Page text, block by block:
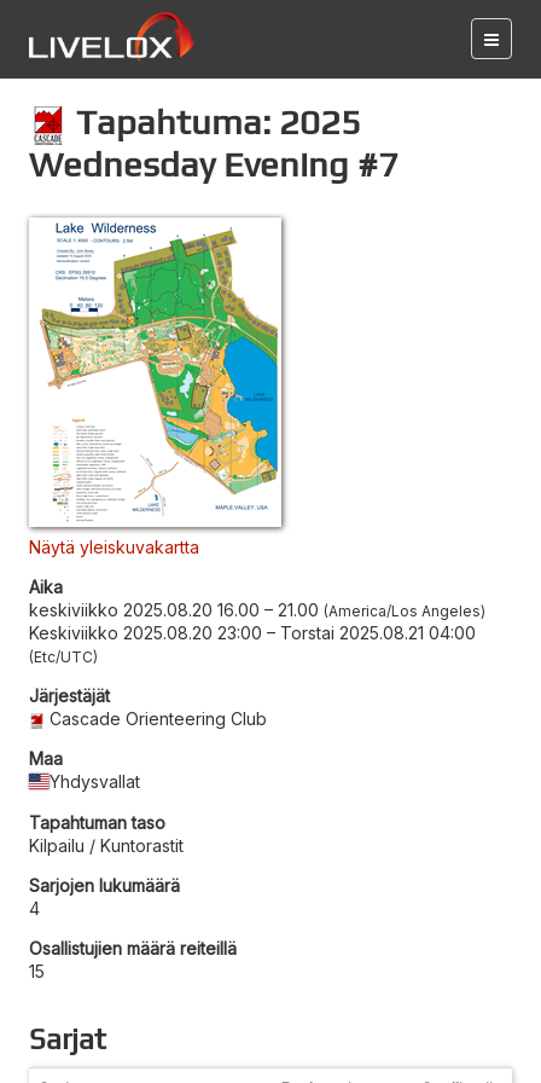
Tapahtuma: 2025
Wednesday Evening #7
Näytä yleiskuvakartta
Aika
keskiviikko 2025.08.20 16.00 – 21.00 America/Los Angeles
Keskiviikko 2025.08.20 23:00 – Torstai 2025.08.21 04:00
Etc/UTC
Järjestäjät
Cascade Orienteering Club
Maa
Yhdysvallat
Tapahtuman taso
Kilpailu / Kuntorastit
Sarjojen lukumäärä
4
Osallistujien määrä reiteillä
15
Sarjat